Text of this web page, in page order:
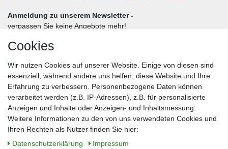
Anmeldung zu unserem Newsletter -
verpassen Sie keine Angebote mehr!
Nachname*
E-Mail*
Cookies
Wir nutzen Cookies auf unserer Website. Einige von diesen sind
essenziell, während andere uns helfen, diese Website und Ihre
Erfahrung zu verbessern. Personenbezogene Daten können
verarbeitet werden (z.B. IP-Adressen), z.B. für personalisierte
Anzeigen und Inhalte oder Anzeigen- und Inhaltsmessung.
Weitere Informationen zu den von uns verwendeten Cookies und
Ihren Rechten als Nutzer finden Sie hier:
Daten­schutz­erklärung
Impressum